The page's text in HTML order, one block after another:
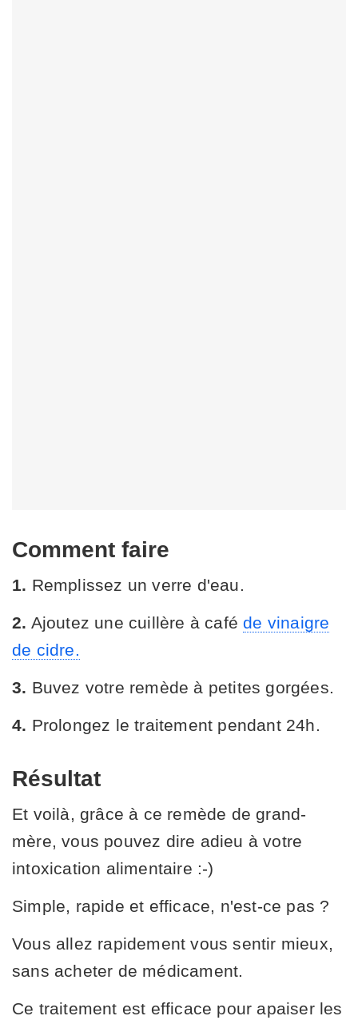
Comment faire
1. Remplissez un verre d'eau.
2. Ajoutez une cuillère à caféde vinaigre
de cidre.
3. Buvez votre remède à petites gorgées.
4. Prolongez le traitement pendant 24h.
Résultat
Et voilà, grâce à ce remède de grand-
mère, vous pouvez dire adieu à votre
intoxication alimentaire :-)
Simple, rapide et efficace, n'est-ce pas ?
Vous allez rapidement vous sentir mieux,
sans acheter de médicament.
Ce traitement est efficace pour apaiser les